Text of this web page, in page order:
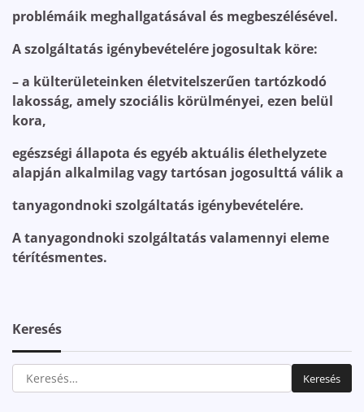
problémáik meghallgatásával és megbeszélésével.
A szolgáltatás igénybevételére jogosultak köre:
– a külterületeinken életvitelszerűen tartózkodó
lakosság, amely szociális körülményei, ezen belül
kora,
egészségi állapota és egyéb aktuális élethelyzete
alapján alkalmilag vagy tartósan jogosulttá válik a
tanyagondnoki szolgáltatás igénybevételére.
A tanyagondnoki szolgáltatás valamennyi eleme
térítésmentes.
Keresés
Keresés: